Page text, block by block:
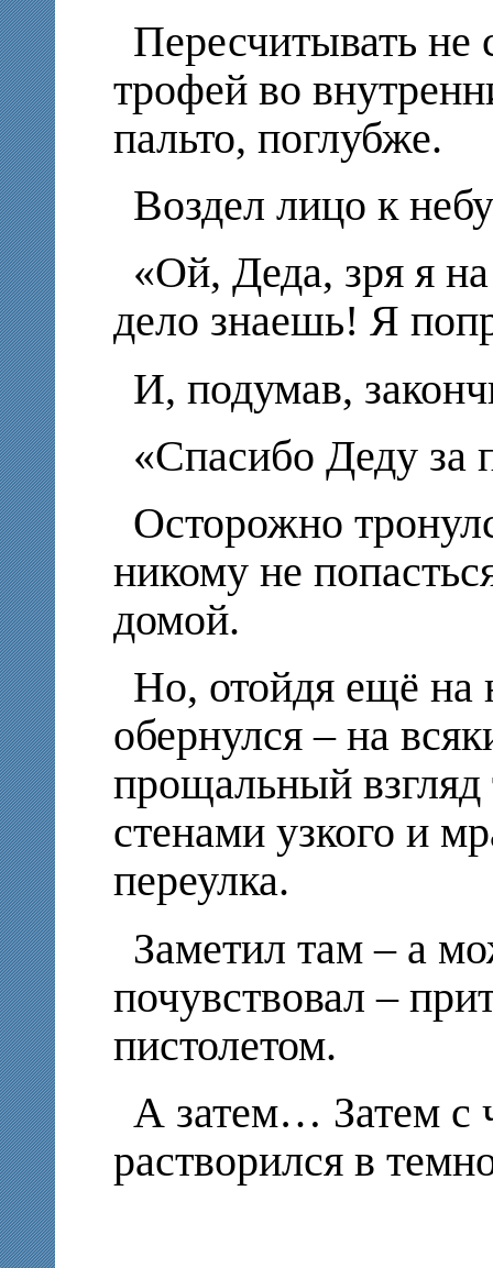
Пересчитывать не
трофей во
пальто, поглубже.
Воздел лицо к
«Ой, Деда, зря я
дело знаешь! Я
И, подумав,
«Спасибо Деду за
Осторожно
никому не
домой.
Но, отойдя ещё на
обернулся – на
прощальный
стенами узкого и
переулка.
Заметил там – а
почувствовал –
пистолетом.
А затем… Затем с
растворился в